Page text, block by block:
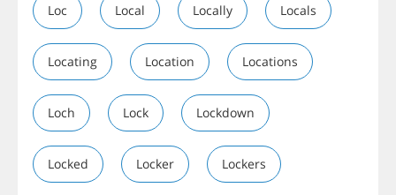
Loc Local Locally Locals
Locating Location Locations
Loch Lock Lockdown
Locked Locker Lockers